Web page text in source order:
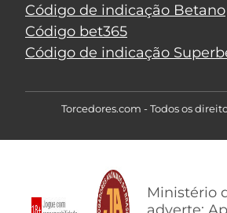
Código de indicação Betano
Código bet365
Código de indicação
Torcedores.com - Todos os
Ministério
adverte: